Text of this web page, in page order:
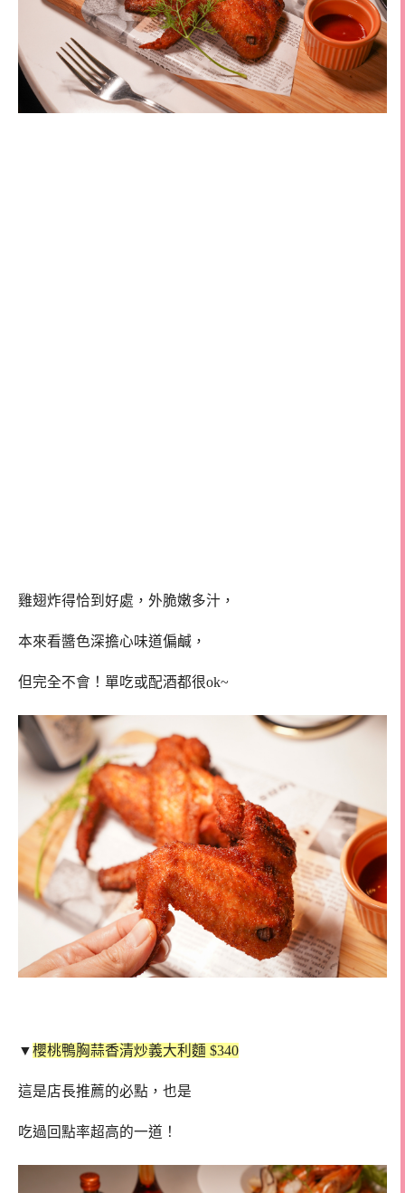
雞翅炸得恰到好處，外脆嫩多汁，
本來看醬色深擔心味道偏鹹，
但完全不會！單吃或配酒都很ok~
▼櫻桃鴨胸蒜香清炒義大利麵 $340
這是店長推薦的必點，也是
吃過回點率超高的一道！